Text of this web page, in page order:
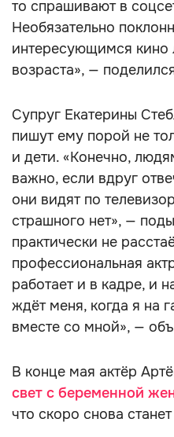
то спрашивают в
Необязательно
интересующимся кино
возраста», —
Супруг Екатерины
пишут ему порой не
и дети. «Конечно,
важно, если вдруг
они видят по
страшного нет», —
практически не
профессиональная
работает и в кадре, и
ждёт меня, когда я на
вместе со мной», —
В конце мая актёр
свет с беременной
что скоро снова